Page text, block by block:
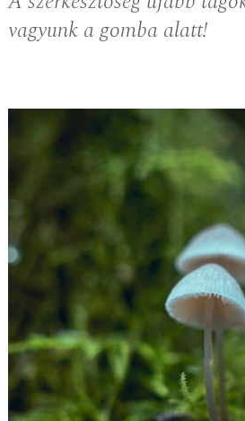
vagyunk a gomba alatt!